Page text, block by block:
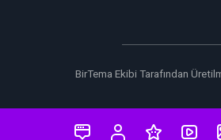
BirTema Ekibi Tarafından